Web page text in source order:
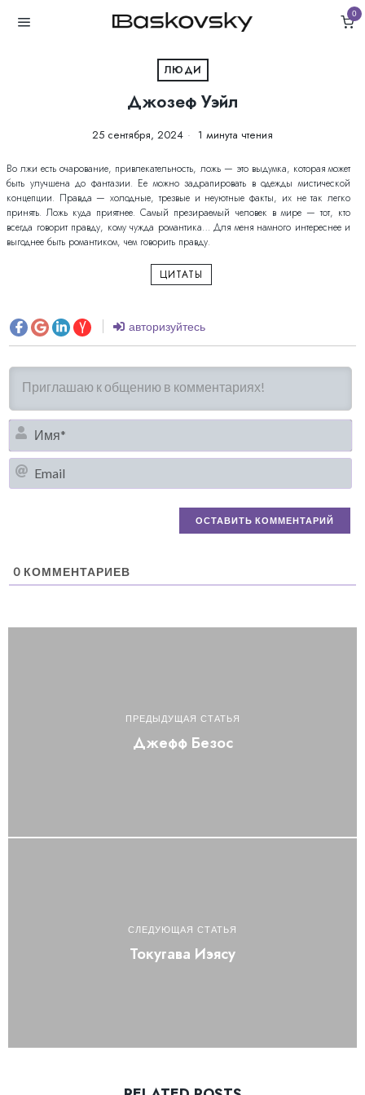
0
ЛЮДИ
Джозеф Уэйл
25 сентября, 2024 1 минута чтения
Во лжи есть очарование, привлекательность, ложь — это выдумка, которая может
быть улучшена до фантазии. Ее можно задрапировать в одежды мистической
концепции. Правда — холодные, трезвые и неуютные факты, их не так легко
принять. Ложь куда приятнее. Самый презираемый человек в мире — тот, кто
всегда говорит правду, кому чужда романтика… Для меня намного интереснее и
выгоднее быть романтиком, чем говорить правду.
ЦИТАТЫ
авторизуйтесь
0 КОММЕНТАРИЕВ
ПРЕДЫДУЩАЯ СТАТЬЯ
Джефф Безос
СЛЕДУЮЩАЯ СТАТЬЯ
Токугава Иэясу